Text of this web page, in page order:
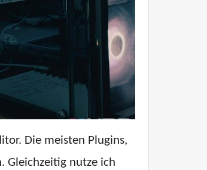
Die meisten Plugins,
Gleichzeitig nutze ich